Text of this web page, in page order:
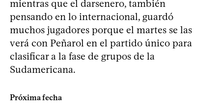
mientras que el darsenero, también
pensando en lo internacional, guardó
muchos jugadores porque el martes se las
verá con Peñarol en el partido único para
clasificar a la fase de grupos de la
Sudamericana.
Próxima fecha